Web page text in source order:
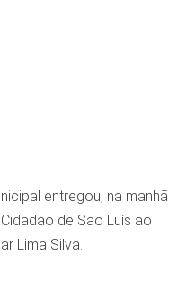
entregou, na manhã
de São Luís ao
Lima Silva.